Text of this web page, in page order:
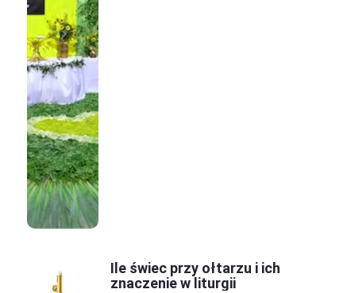
Ile świec przy ołtarzu i ich
znaczenie w liturgii